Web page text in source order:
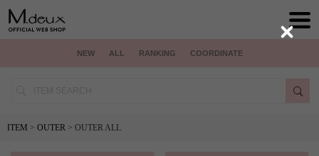
NEW ALL RANKING COORDINATE
ITEM > OUTER > OUTER ALL
Close